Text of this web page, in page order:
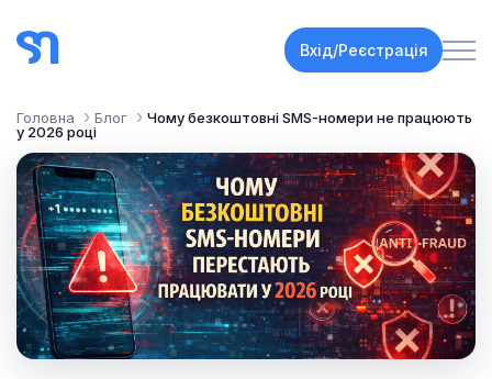
Вхід/Реєстрація
Головна Блог
Чому безкоштовні SMS-номери не працюють
у 2026 році